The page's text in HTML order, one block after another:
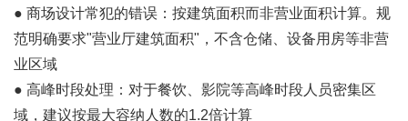
● 商场设计常犯的错误：按建筑面积而非营业面积计算。规
范明确要求"营业厅建筑面积"，不含仓储、设备用房等非营
业区域
● 高峰时段处理：对于餐饮、影院等高峰时段人员密集区
域，建议按最大容纳人数的1.2倍计算